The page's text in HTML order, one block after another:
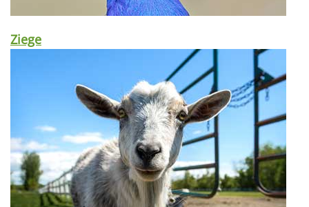
Ziege